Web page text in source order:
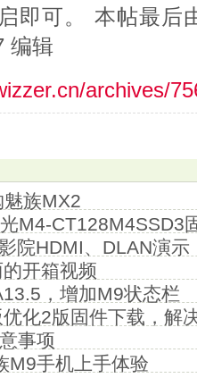
即可。 本帖最后
编辑
archives/
族MX2
M4-CT128M4SSD3
院HDMI、DLAN演示
开箱视频
，增加M9状态栏
化2版固件下载，解
事项
M9手机上手体验